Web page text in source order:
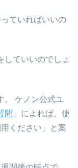
ていればいいの
していいのでしょ
。 ケノン公式ユ
問 」によれば、使
ください」と案